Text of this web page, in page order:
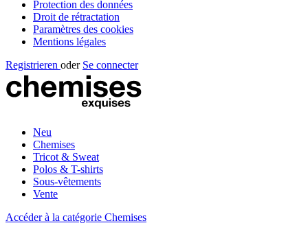
Protection des données
Droit de rétractation
Paramètres des cookies
Mentions légales
Registrieren oder Se connecter
Neu
Chemises
Tricot & Sweat
Polos & T-shirts
Sous-vêtements
Vente
Accéder à la catégorie Chemises